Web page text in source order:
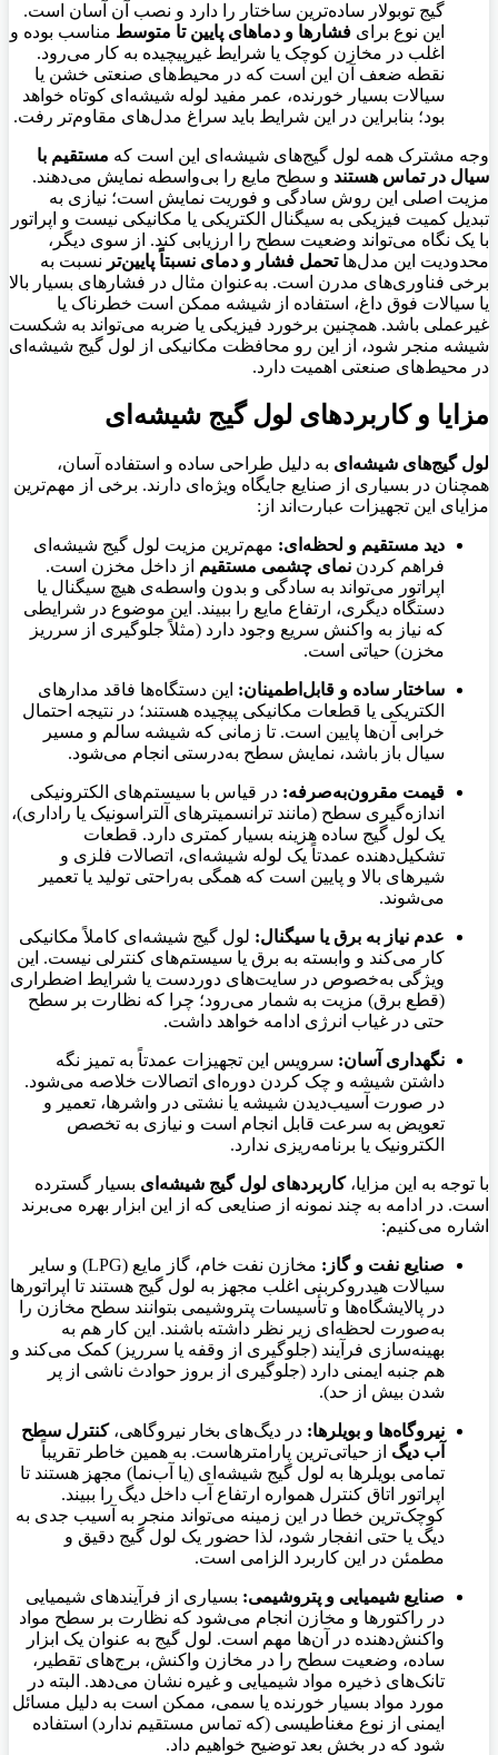
گیج توبولار ساده‌ترین ساختار را دارد و نصب آن آسان است.
این نوع برای فشارها و دماهای پایین تا متوسط مناسب بوده و
اغلب در مخازن کوچک یا شرایط غیرپیچیده به کار می‌رود.
نقطه ضعف آن این است که در محیط‌های صنعتی خشن یا
سیالات بسیار خورنده، عمر مفید لوله شیشه‌ای کوتاه خواهد
بود؛ بنابراین در این شرایط باید سراغ مدل‌های مقاوم‌تر رفت.
وجه مشترک همه لول گیج‌های شیشه‌ای این است که مستقیم با
سیال در تماس هستند و سطح مایع را بی‌واسطه نمایش می‌دهند.
مزیت اصلی این روش سادگی و فوریت نمایش است؛ نیازی به
تبدیل کمیت فیزیکی به سیگنال الکتریکی یا مکانیکی نیست و اپراتور
با یک نگاه می‌تواند وضعیت سطح را ارزیابی کند. از سوی دیگر،
محدودیت این مدل‌هاتحمل فشار و دمای نسبتاً پایین‌تر نسبت به
برخی فناوری‌های مدرن است. به‌عنوان مثال در فشارهای بسیار بالا
یا سیالات فوق داغ، استفاده از شیشه ممکن است خطرناک یا
غیرعملی باشد. همچنین برخورد فیزیکی یا ضربه می‌تواند به شکست
شیشه منجر شود، از این رو محافظت مکانیکی از لول گیج شیشه‌ای
در محیط‌های صنعتی اهمیت دارد.
مزایا و کاربردهای لول گیج شیشه‌ای
لول گیج‌های شیشه‌ای به دلیل طراحی ساده و استفاده آسان،
همچنان در بسیاری از صنایع جایگاه ویژه‌ای دارند. برخی از مهم‌ترین
مزایای این تجهیزات عبارت‌اند از:
دید مستقیم و لحظه‌ای: مهم‌ترین مزیت لول گیج شیشه‌ای
فراهم کردن نمای چشمی مستقیم از داخل مخزن است.
اپراتور می‌تواند به سادگی و بدون واسطه‌ی هیچ سیگنال یا
دستگاه دیگری، ارتفاع مایع را ببیند. این موضوع در شرایطی
که نیاز به واکنش سریع وجود دارد (مثلاً جلوگیری از سرریز
مخزن) حیاتی است.
ساختار ساده و قابل‌اطمینان: این دستگاه‌ها فاقد مدارهای
الکتریکی یا قطعات مکانیکی پیچیده هستند؛ در نتیجه احتمال
خرابی آن‌ها پایین است. تا زمانی که شیشه سالم و مسیر
سیال باز باشد، نمایش سطح به‌درستی انجام می‌شود.
قیمت مقرون‌به‌صرفه: در قیاس با سیستم‌های الکترونیکی
اندازه‌گیری سطح (مانند ترانسمیترهای آلتراسونیک یا راداری)،
یک لول گیج ساده هزینه بسیار کمتری دارد. قطعات
تشکیل‌دهنده عمدتاً یک لوله شیشه‌ای، اتصالات فلزی و
شیرهای بالا و پایین است که همگی به‌راحتی تولید یا تعمیر
می‌شوند.
عدم نیاز به برق یا سیگنال: لول گیج شیشه‌ای کاملاً مکانیکی
کار می‌کند و وابسته به برق یا سیستم‌های کنترلی نیست. این
ویژگی به‌خصوص در سایت‌های دوردست یا شرایط اضطراری
(قطع برق) مزیت به شمار می‌رود؛ چرا که نظارت بر سطح
حتی در غیاب انرژی ادامه خواهد داشت.
نگهداری آسان: سرویس این تجهیزات عمدتاً به تمیز نگه
داشتن شیشه و چک کردن دوره‌ای اتصالات خلاصه می‌شود.
در صورت آسیب‌دیدن شیشه یا نشتی در واشرها، تعمیر و
تعویض به سرعت قابل انجام است و نیازی به تخصص
الکترونیک یا برنامه‌ریزی ندارد.
با توجه به این مزایا،کاربردهای لول گیج شیشه‌ای بسیار گسترده
است. در ادامه به چند نمونه از صنایعی که از این ابزار بهره می‌برند
اشاره می‌کنیم:
صنایع نفت و گاز:
مخازن نفت خام، گاز مایع (LPG) و سایر
سیالات هیدروکربنی اغلب مجهز به لول گیج هستند تا اپراتورها
در پالایشگاه‌ها و تأسیسات پتروشیمی بتوانند سطح مخازن را
به‌صورت لحظه‌ای زیر نظر داشته باشند. این کار هم به
بهینه‌سازی فرآیند (جلوگیری از وقفه یا سرریز) کمک می‌کند و
هم جنبه ایمنی دارد (جلوگیری از بروز حوادث ناشی از پر
شدن بیش از حد).
نیروگاه‌ها و بویلرها: در دیگ‌های بخار نیروگاهی،کنترل سطح
آب دیگ از حیاتی‌ترین پارامترهاست. به همین خاطر تقریباً
تمامی بویلرها به لول گیج شیشه‌ای (یا آب‌نما) مجهز هستند تا
اپراتور اتاق کنترل همواره ارتفاع آب داخل دیگ را ببیند.
کوچک‌ترین خطا در این زمینه می‌تواند منجر به آسیب جدی به
دیگ یا حتی انفجار شود، لذا حضور یک لول گیج دقیق و
مطمئن در این کاربرد الزامی است.
صنایع شیمیایی و پتروشیمی: بسیاری از فرآیندهای شیمیایی
در راکتورها و مخازن انجام می‌شود که نظارت بر سطح مواد
واکنش‌دهنده در آن‌ها مهم است. لول گیج به عنوان یک ابزار
ساده، وضعیت سطح را در مخازن واکنش، برج‌های تقطیر،
تانک‌های ذخیره مواد شیمیایی و غیره نشان می‌دهد. البته در
مورد مواد بسیار خورنده یا سمی، ممکن است به دلیل مسائل
ایمنی از نوع مغناطیسی (که تماس مستقیم ندارد) استفاده
شود که در بخش بعد توضیح خواهیم داد.